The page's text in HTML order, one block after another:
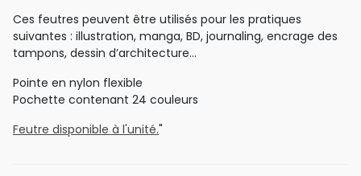
Ces feutres peuvent être utilisés pour les pratiques
suivantes : illustration, manga, BD, journaling, encrage des
tampons, dessin d’architecture…
Pointe en nylon flexible
Pochette contenant 24 couleurs
Feutre disponible à l'unité."